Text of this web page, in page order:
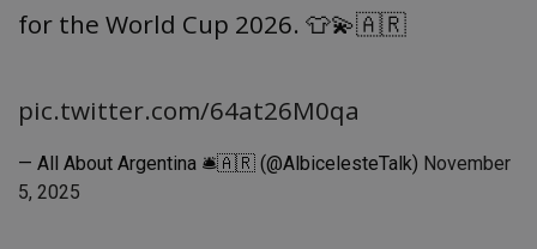
for the World Cup 2026. 👕💫🇦🇷
pic.twitter.com/64at26M0qa
— All About Argentina 🛎🇦🇷 (@AlbicelesteTalk) November
5, 2025